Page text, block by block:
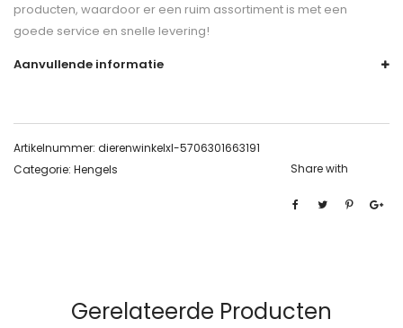
producten, waardoor er een ruim assortiment is met een
goede service en snelle levering!
Aanvullende informatie
Artikelnummer: dierenwinkelxl-5706301663191
Categorie: Hengels Share with
Gerelateerde Producten